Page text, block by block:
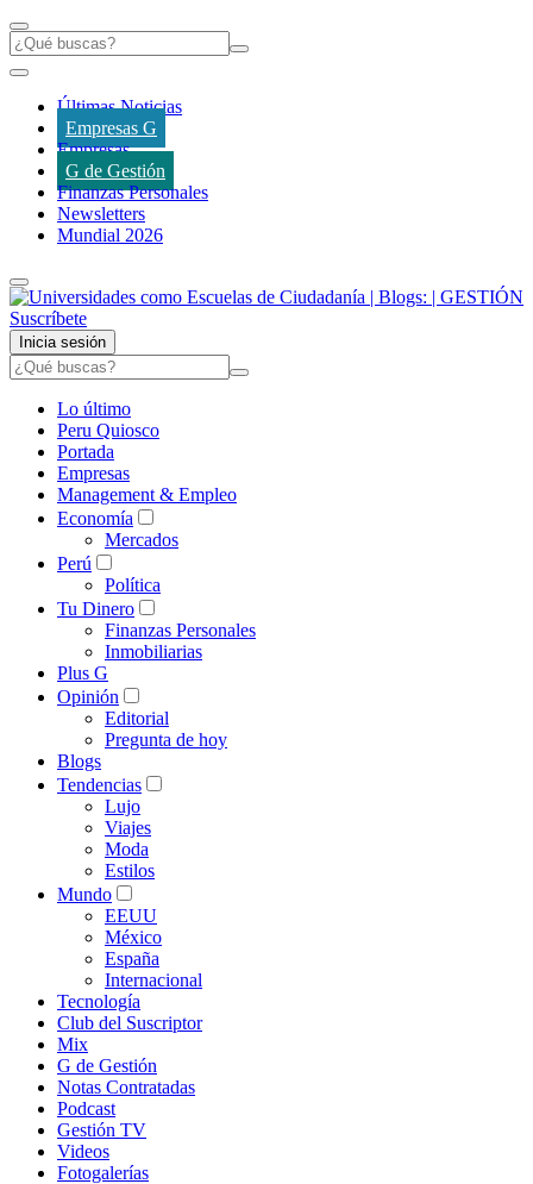
Últimas Noticias
Empresas G
Empresas
G de Gestión
Finanzas Personales
Newsletters
Mundial 2026
Suscríbete
Inicia sesión
Lo último
Peru Quiosco
Portada
Empresas
Management & Empleo
Economía
Mercados
Perú
Política
Tu Dinero
Finanzas Personales
Inmobiliarias
Plus G
Opinión
Editorial
Pregunta de hoy
Blogs
Tendencias
Lujo
Viajes
Moda
Estilos
Mundo
EEUU
México
España
Internacional
Tecnología
Club del Suscriptor
Mix
G de Gestión
Notas Contratadas
Podcast
Gestión TV
Videos
Fotogalerías